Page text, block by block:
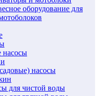
оборудование для
насосы
насосы
для чистой воды